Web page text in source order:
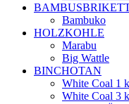
Bambuko
HOLZKOHLE
Marabu
Big Wattle
BINCHOTAN
White Coal 1
White Coal 3